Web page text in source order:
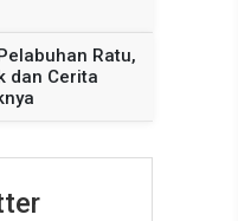
Ratu,
dan Cerita